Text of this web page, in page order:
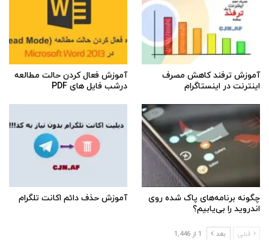
آموزش ترفند کاهش مصرف
اینترنت در اینستاگرام
آموزش فعال کردن حالت مطالعه
درشب فایل های PDF
چگونه برنامه‌های پاک شده روی
اندروید را بی‌یابیم؟
آموزش حذف دائم اکانت تلگرام
قبلی بعد 1 از 1,446